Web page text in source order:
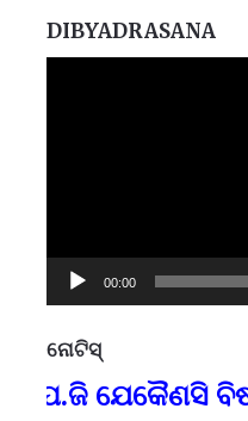
DIBYADRASANA
00:00
ନୋଟିସ୍
ଯେକୈଣସି ବିଷୟରେ